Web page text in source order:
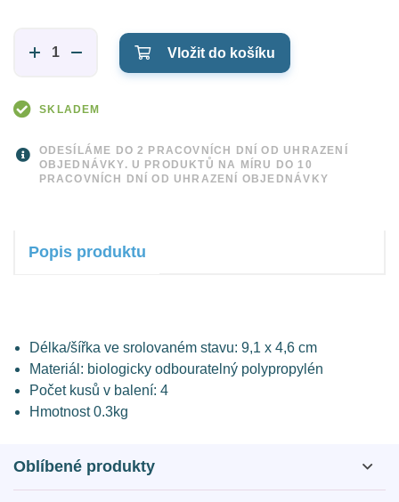
Vložit do košíku
SKLADEM
ODESÍLÁME DO 2 PRACOVNÍCH DNÍ OD UHRAZENÍ
OBJEDNÁVKY. U PRODUKTŮ NA MÍRU DO 10
PRACOVNÍCH DNÍ OD UHRAZENÍ OBJEDNÁVKY
Popis produktu
Délka/šířka ve srolovaném stavu: 9,1 x 4,6 cm
Materiál: biologicky odbouratelný polypropylén
Počet kusů v balení: 4
Hmotnost 0.3kg
Oblíbené produkty